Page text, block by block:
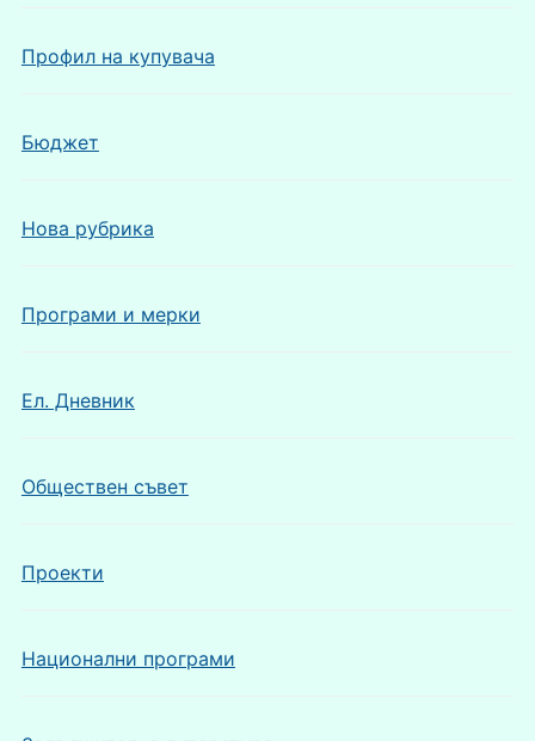
Профил на купувача
Бюджет
Нова рубрика
Програми и мерки
Ел. Дневник
Обществен съвет
Проекти
Национални програми